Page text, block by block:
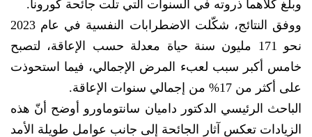
وبلغ كلاهما ذروته في السنوات التي تلت جائحة كورونا.
ووفق النتائج، شكّلت الاضطرابات النفسية في عام 2023
نحو 171 مليون سنة حياة معدلة حسب الإعاقة، لتصبح
خامس أكبر سبب لعبء المرض الإجمالي، فيما استحوذت
على أكثر من 17% من إجمالي سنوات الإعاقة.
الباحث الرئيسي الدكتور داميان سانتوماورو أوضح أنّ هذه
الزيادات تعكس آثار الجائحة إلى جانب عوامل طويلة الأمد